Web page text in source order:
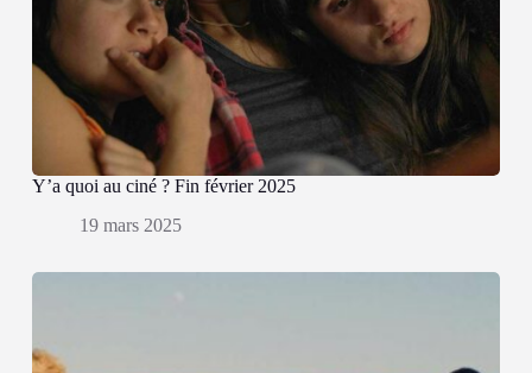
Y’a quoi au ciné ? Fin février 2025
19 mars 2025